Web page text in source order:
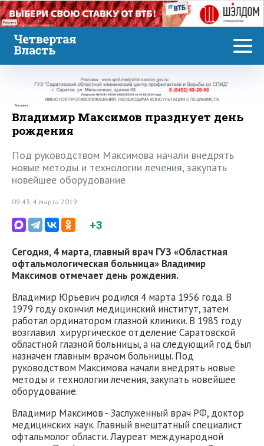
Реклама
Реклама
Владимир Максимов празднует день
рождения
Под руководством Максимова начали внедрять
новые методы и технологии лечения, закупать
новейшее оборудование
09:43, 4 марта 2019
+3
Сегодня, 4 марта, главный врач ГУЗ «Областная
офтальмологическая больница» Владимир
Максимов отмечает день рождения.
Владимир Юрьевич родился 4 марта 1956 года. В
1979 году окончил медицинский институт, затем
работал ординатором глазной клиники. В 1985 году
возглавил хирургическое отделение Саратовской
областной глазной больницы, а на следующий год был
назначен главным врачом больницы. Под
руководством Максимова начали внедрять новые
методы и технологии лечения, закупать новейшее
оборудование.
Владимир Максимов - Заслуженный врач РФ, доктор
медицинских наук. Главный внештатный специалист
офтальмолог области. Лауреат международной